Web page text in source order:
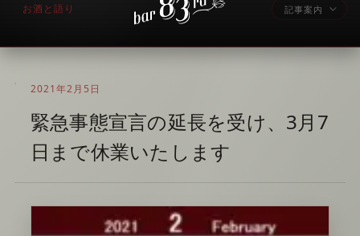
2021年2月5日
緊急事態宣言の延長を受け、3月7
日まで休業いたします
お酒と語り 記事案内